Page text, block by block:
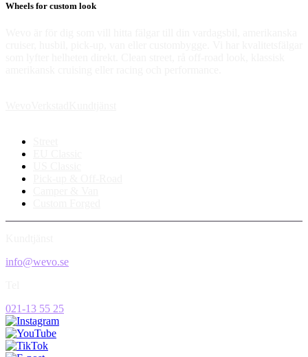
Wheels for custom look
info@wevo.se
021-13 55 25